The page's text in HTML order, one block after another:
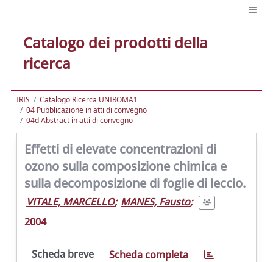
Catalogo dei prodotti della
ricerca
IRIS
Catalogo Ricerca UNIROMA1
04 Pubblicazione in atti di convegno
04d Abstract in atti di convegno
Effetti di elevate concentrazioni di
ozono sulla composizione chimica e
sulla decomposizione di foglie di leccio.
VITALE, MARCELLO; MANES, Fausto;
2004
Scheda breve Scheda completa